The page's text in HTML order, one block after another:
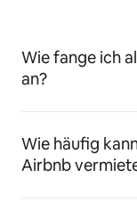
Wie fange ich
an?
Wie häufig
Airbnb